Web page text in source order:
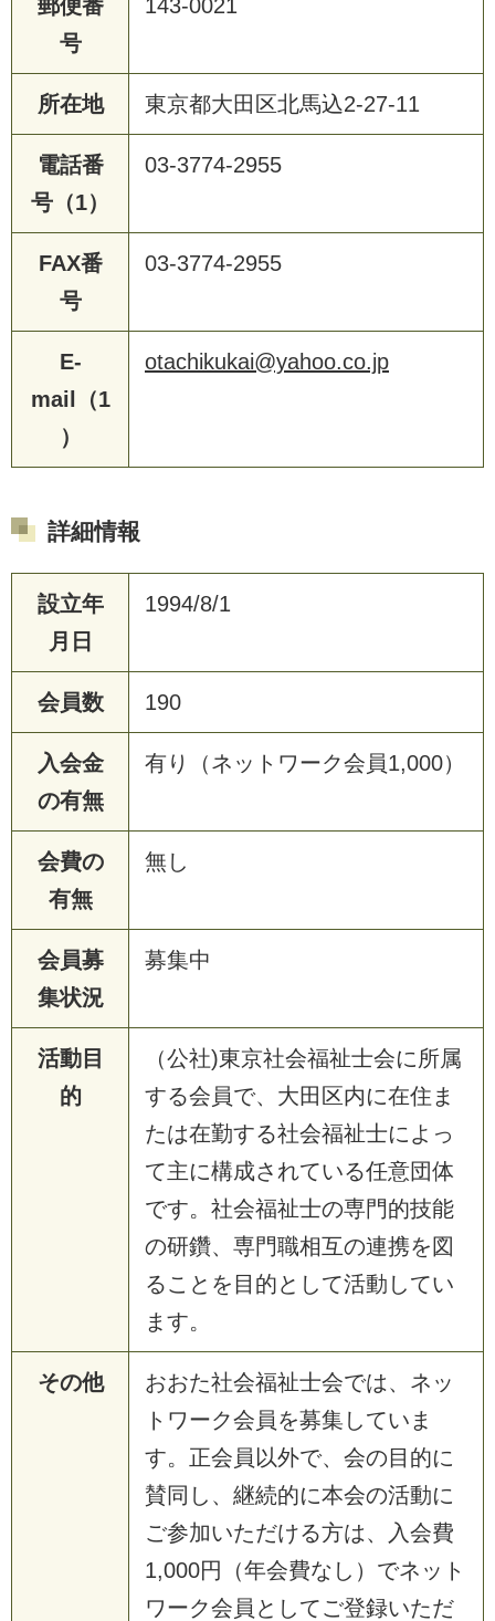
郵便番
号
143-0021
所在地 東京都大田区北馬込2-27-11
電話番
号（1）
03-3774-2955
FAX番
号
03-3774-2955
E-
mail（1
）
otachikukai@yahoo.co.jp
詳細情報
設立年
月日
1994/8/1
会員数 190
入会金
の有無
有り（ネットワーク会員1,000）
会費の
有無
無し
会員募
集状況
募集中
活動目
的
（公社)東京社会福祉士会に所属
する会員で、大田区内に在住ま
たは在勤する社会福祉士によっ
て主に構成されている任意団体
です。社会福祉士の専門的技能
の研鑽、専門職相互の連携を図
ることを目的として活動してい
ます。
その他
おおた社会福祉士会では、ネッ
トワーク会員を募集していま
す。正会員以外で、会の目的に
賛同し、継続的に本会の活動に
ご参加いただける方は、入会費
1,000円（年会費なし）でネット
ワーク会員としてご登録いただ